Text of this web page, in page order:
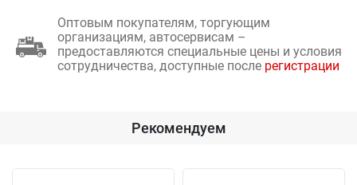
Оптовым покупателям, торгующим
организациям, автосервисам –
предоставляются специальные цены и условия
сотрудничества, доступные после регистрации
Рекомендуем